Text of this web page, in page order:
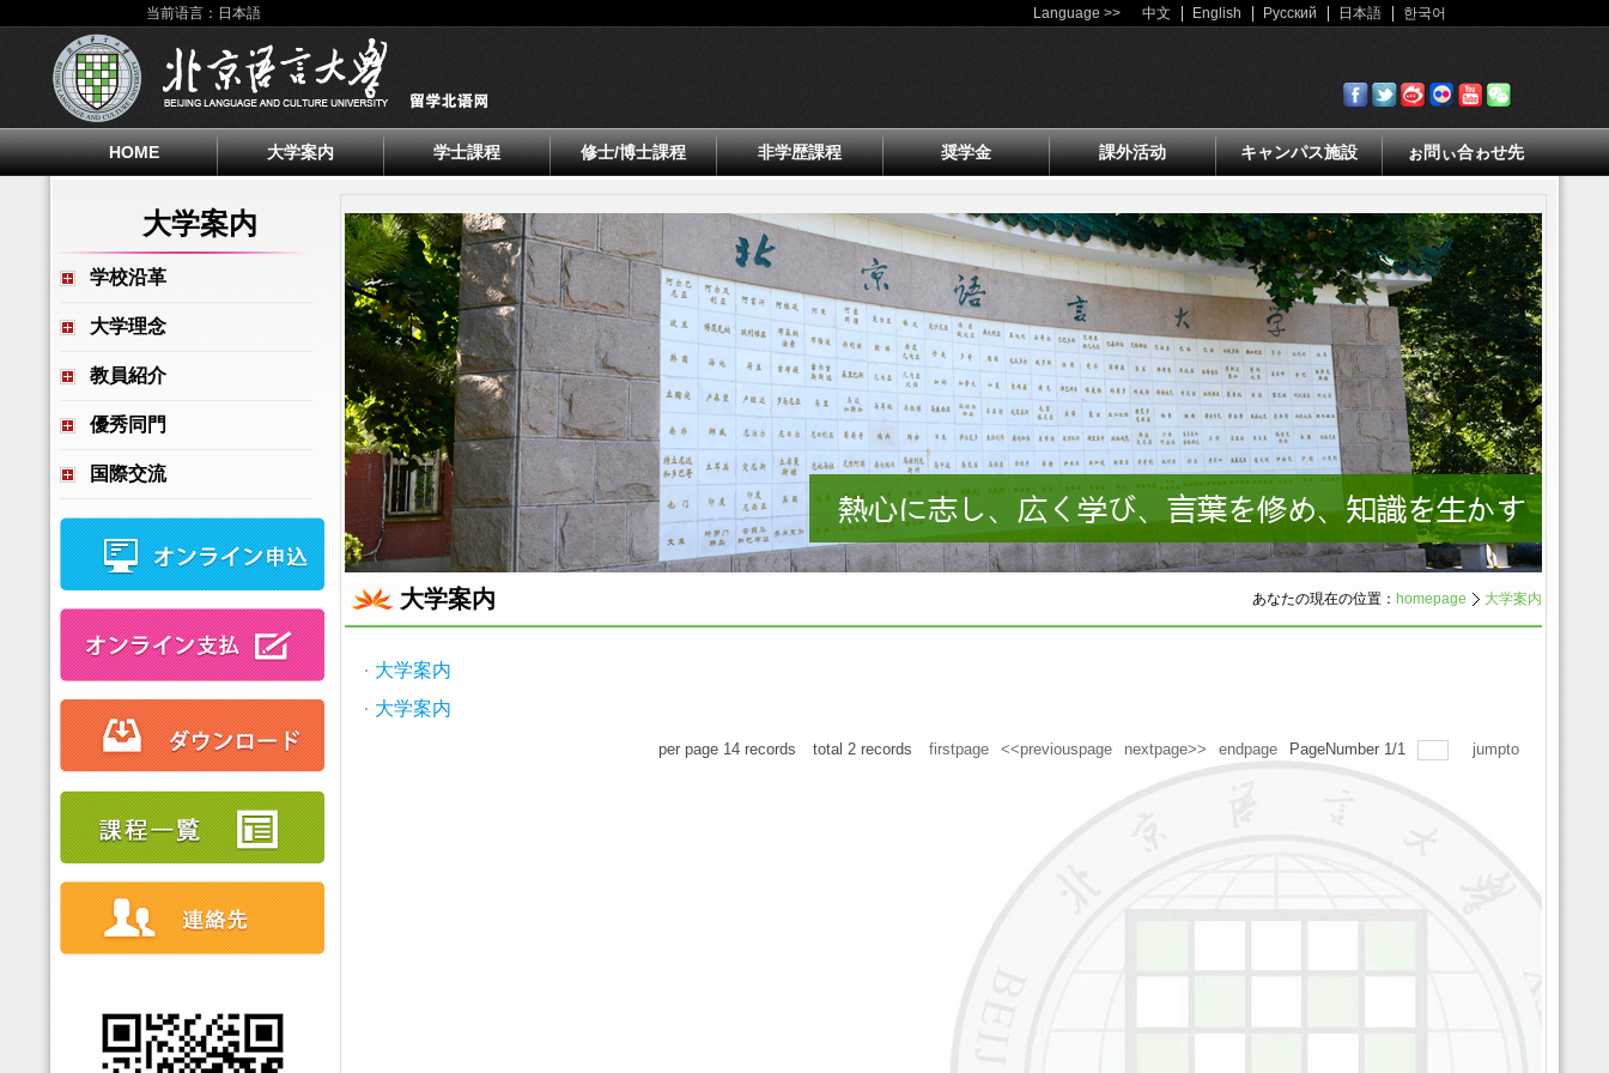
当前语言：日本語 Language >> 中文 English Русский 日本語 한국어
HOME 大学案内 学士課程 修士/博士課程 非学歴課程 奨学金 課外活动 キャンパス施設 ぉ問ぃ合ゎせ先
大学案内
学校沿革
大学理念
教員紹介
優秀同門
国際交流
大学案内 あなたの現在の位置： homepage 大学案内
大学案内
大学案内
per page 14 records total 2 records firstpage <<previouspage nextpage>> endpage PageNumber 1/1 jumpto